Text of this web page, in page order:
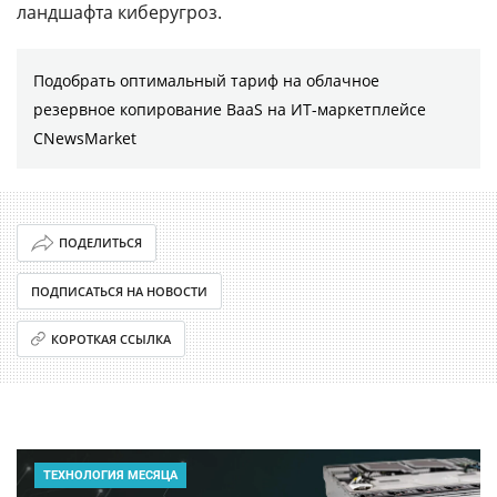
ландшафта киберугроз.
Подобрать оптимальный тариф на облачное
резервное копирование BaaS на ИТ-маркетплейсе
CNewsMarket
ПОДЕЛИТЬСЯ
ПОДПИСАТЬСЯ НА НОВОСТИ
КОРОТКАЯ ССЫЛКА
ТЕХНОЛОГИЯ МЕСЯЦА